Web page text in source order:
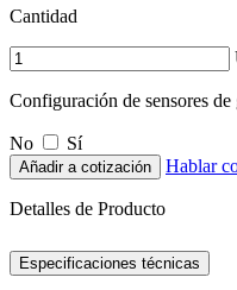
Cantidad
Configuración de sensores de
No Sí
Añadir a cotización Hablar
Detalles de Producto
Especificaciones técnicas